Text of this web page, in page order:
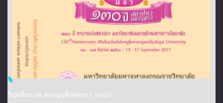
วิมุตติมรรค พระอุปติสสเถระ รจนา